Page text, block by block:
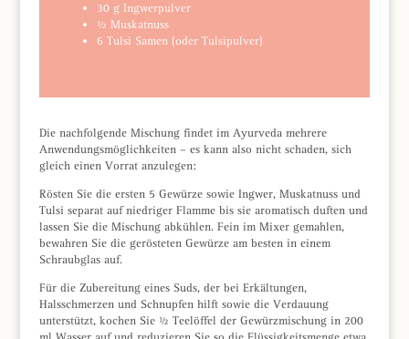
30 g Ingwerpulver
½ Muskatnuss
6 Tulsi Samen (oder Tulsipulver)
Die nachfolgende Mischung findet im Ayurveda mehrere
Anwendungsmöglichkeiten – es kann also nicht schaden, sich
gleich einen Vorrat anzulegen:
Rösten Sie die ersten 5 Gewürze sowie Ingwer, Muskatnuss und
Tulsi separat auf niedriger Flamme bis sie aromatisch duften und
lassen Sie die Mischung abkühlen. Fein im Mixer gemahlen,
bewahren Sie die gerösteten Gewürze am besten in einem
Schraubglas auf.
Für die Zubereitung eines Suds, der bei Erkältungen,
Halsschmerzen und Schnupfen hilft sowie die Verdauung
unterstützt, kochen Sie ½ Teelöffel der Gewürzmischung in 200